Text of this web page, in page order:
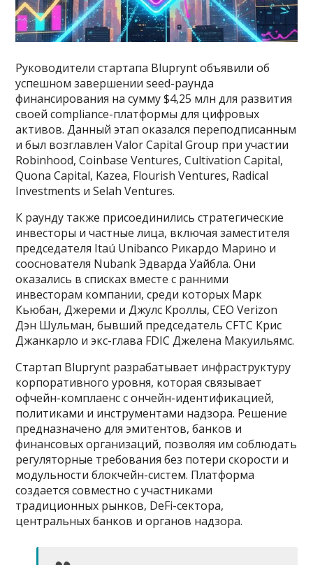
Руководители стартапа Bluprynt объявили об
успешном завершении seed-раунда
финансирования на сумму $4,25 млн для развития
своей compliance-платформы для цифровых
активов. Данный этап оказался переподписанным
и был возглавлен Valor Capital Group при участии
Robinhood, Coinbase Ventures, Cultivation Capital,
Quona Capital, Kazea, Flourish Ventures, Radical
Investments и Selah Ventures.
К раунду также присоединились стратегические
инвесторы и частные лица, включая заместителя
председателя Itaú Unibanco Рикардо Марино и
сооснователя Nubank Эдварда Уайбла. Они
оказались в списках вместе с ранними
инвесторам компании, среди которых Марк
Кьюбан, Джереми и Джулс Кроллы, CEO Verizon
Дэн Шульман, бывший председатель CFTC Крис
Джанкарло и экс-глава FDIC Джелена Макуильямс.
Стартап Bluprynt разрабатывает инфраструктуру
корпоративного уровня, которая связывает
офчейн-комплаенс с ончейн-идентификацией,
политиками и инструментами надзора. Решение
предназначено для эмитентов, банков и
финансовых организаций, позволяя им соблюдать
регуляторные требования без потери скорости и
модульности блокчейн-систем. Платформа
создается совместно с участниками
традиционных рынков, DeFi-сектора,
центральных банков и органов надзора.